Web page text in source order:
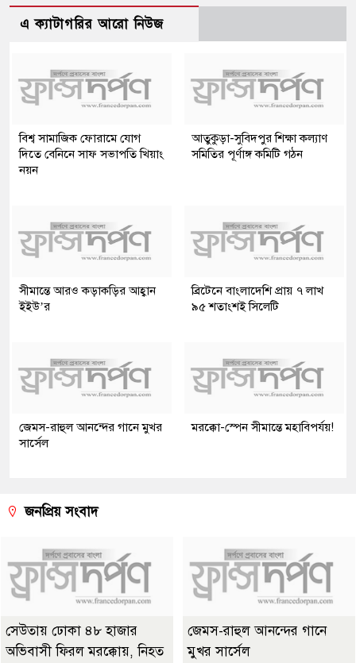
এ ক্যাটাগরির আরো নিউজ
বিশ্ব সামাজিক ফোরামে যোগ
দিতে বেনিনে সাফ সভাপতি খিয়াং
নয়ন
আতুকুড়া-সুবিদপুর শিক্ষা কল্যাণ
সমিতির পূর্ণাঙ্গ কমিটি গঠন
সীমান্তে আরও কড়াকড়ির আহ্বান
ইইউ’র
ব্রিটেনে বাংলাদেশি প্রায় ৭ লাখ
৯৫ শতাংশই সিলেটি
জেমস-রাহুল আনন্দের গানে মুখর
সার্সেল
মরক্কো-স্পেন সীমান্তে মহাবিপর্যয়!
জনপ্রিয় সংবাদ
সেউতায় ঢোকা ৪৮ হাজার
অভিবাসী ফিরল মরক্কোয়, নিহত
জেমস-রাহুল আনন্দের গানে
মুখর সার্সেল